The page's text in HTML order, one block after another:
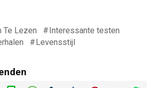
Te Lezen
Interessante testen
Levensstijl